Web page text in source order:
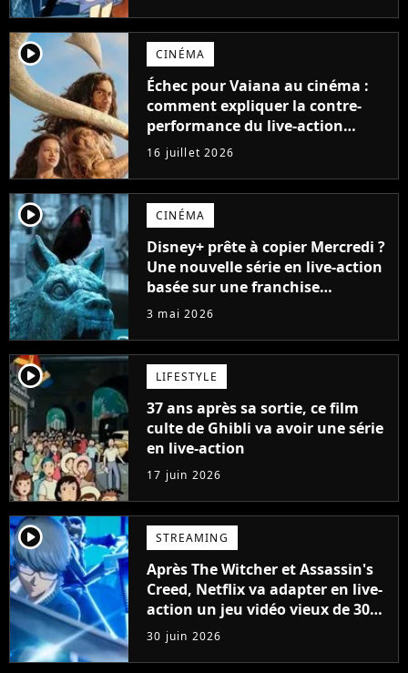
player2 CINÉMA
Échec pour Vaiana au cinéma :
comment expliquer la contre-
performance du live-action
Disney ? Voici notre analyse
16 juillet 2026
player2 CINÉMA
Disney+ prête à copier Mercredi ?
Une nouvelle série en live-action
basée sur une franchise
fantastique culte a été annoncée
3 mai 2026
player2 LIFESTYLE
37 ans après sa sortie, ce film
culte de Ghibli va avoir une série
en live-action
17 juin 2026
player2 STREAMING
Après The Witcher et Assassin's
Creed, Netflix va adapter en live-
action un jeu vidéo vieux de 30
ans
30 juin 2026